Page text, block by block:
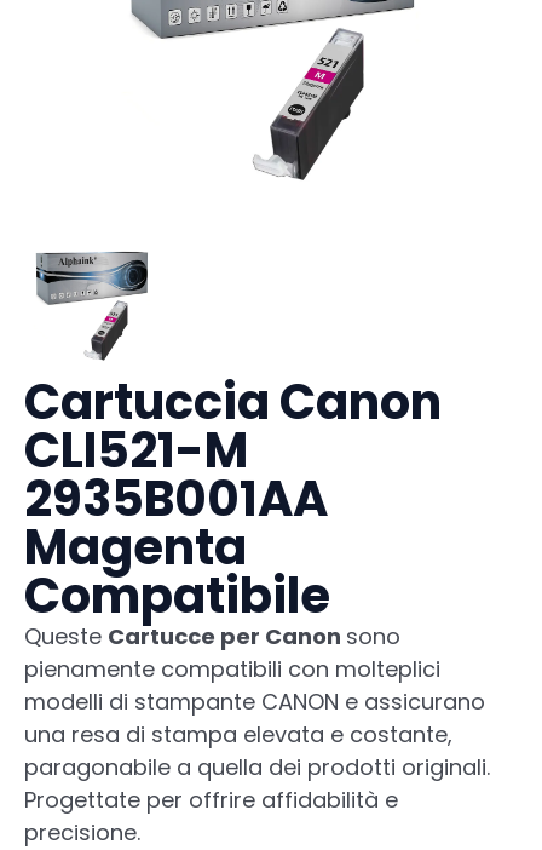
Cartuccia Canon
CLI521-M
2935B001AA
Magenta
Compatibile
Queste Cartucce per Canon sono
pienamente compatibili con molteplici
modelli di stampante CANON e assicurano
una resa di stampa elevata e costante,
paragonabile a quella dei prodotti originali.
Progettate per offrire affidabilità e
precisione.